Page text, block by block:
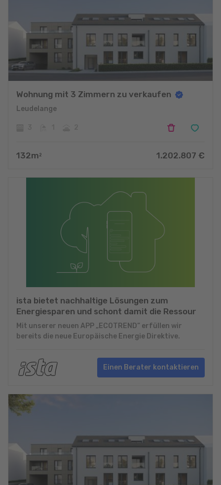
Wohnung mit 3 Zimmern zu verkaufen
Leudelange
132m 2 1.202.807 €
ista bietet nachhaltige Lösungen zum
Energiesparen und schont damit die Ressour
Mit unserer neuen APP „ECOTREND“ erfüllen wir
bereits die neue Europäische Energie Direktive.
Einen Berater kontaktieren